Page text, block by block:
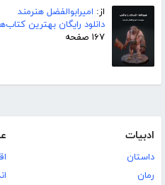
از: امیرابوالفضل هنرمند
دانلود رایگان بهترین
۱۶۷ صفحه
ادبیات
داستان
رمان